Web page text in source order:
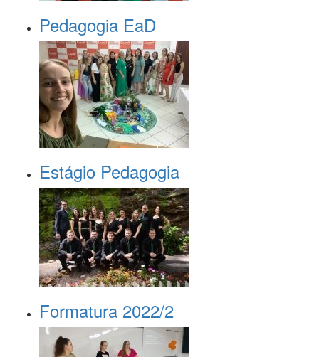
Pedagogia EaD
Estágio Pedagogia
Formatura 2022/2